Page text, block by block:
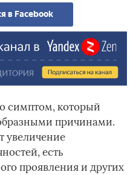
в Facebook
симптом, который
причинами.
увеличение
есть
проявления и других